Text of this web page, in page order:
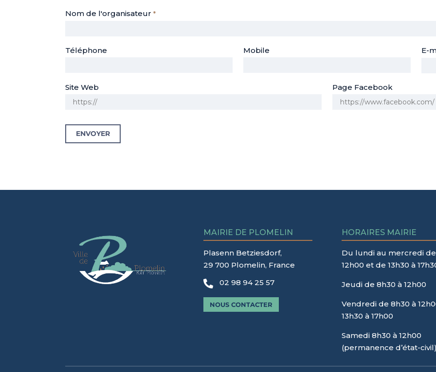
Nom de l'organisateur *
Téléphone Mobile E-
Site Web Page Facebook
MAIRIE DE PLOMELIN
Plasenn Betziesdorf,
29 700 Plomelin, France
 02 98 94 25 57
NOUS CONTACTER
HORAIRES MAIRIE
Du lundi au mercredi
12h00 et de 13h30 à
Jeudi de 8h30 à 12h00
Vendredi de 8h30 à
13h30 à 17h00
Samedi 8h30 à 12h00
(permanence d’état-civil)